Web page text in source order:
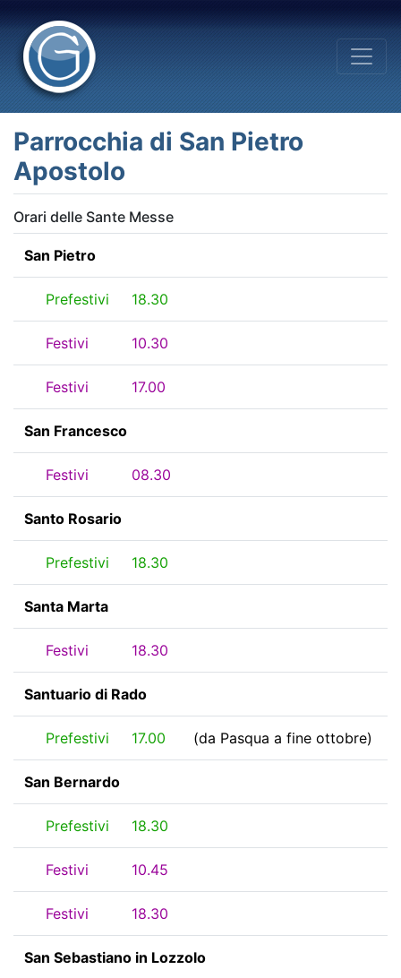
Parrocchia di San Pietro
Apostolo
Orari delle Sante Messe
San Pietro
Prefestivi 18.30
Festivi 10.30
Festivi 17.00
San Francesco
Festivi 08.30
Santo Rosario
Prefestivi 18.30
Santa Marta
Festivi 18.30
Santuario di Rado
Prefestivi 17.00 (da Pasqua a fine ottobre)
San Bernardo
Prefestivi 18.30
Festivi 10.45
Festivi 18.30
San Sebastiano in Lozzolo